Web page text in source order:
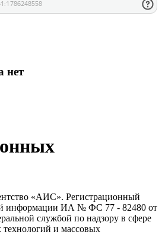
нет
«АИС». Регистрационный
информации ИА № ФС 77 - 82480 от
службой по надзору в сфере
и массовых